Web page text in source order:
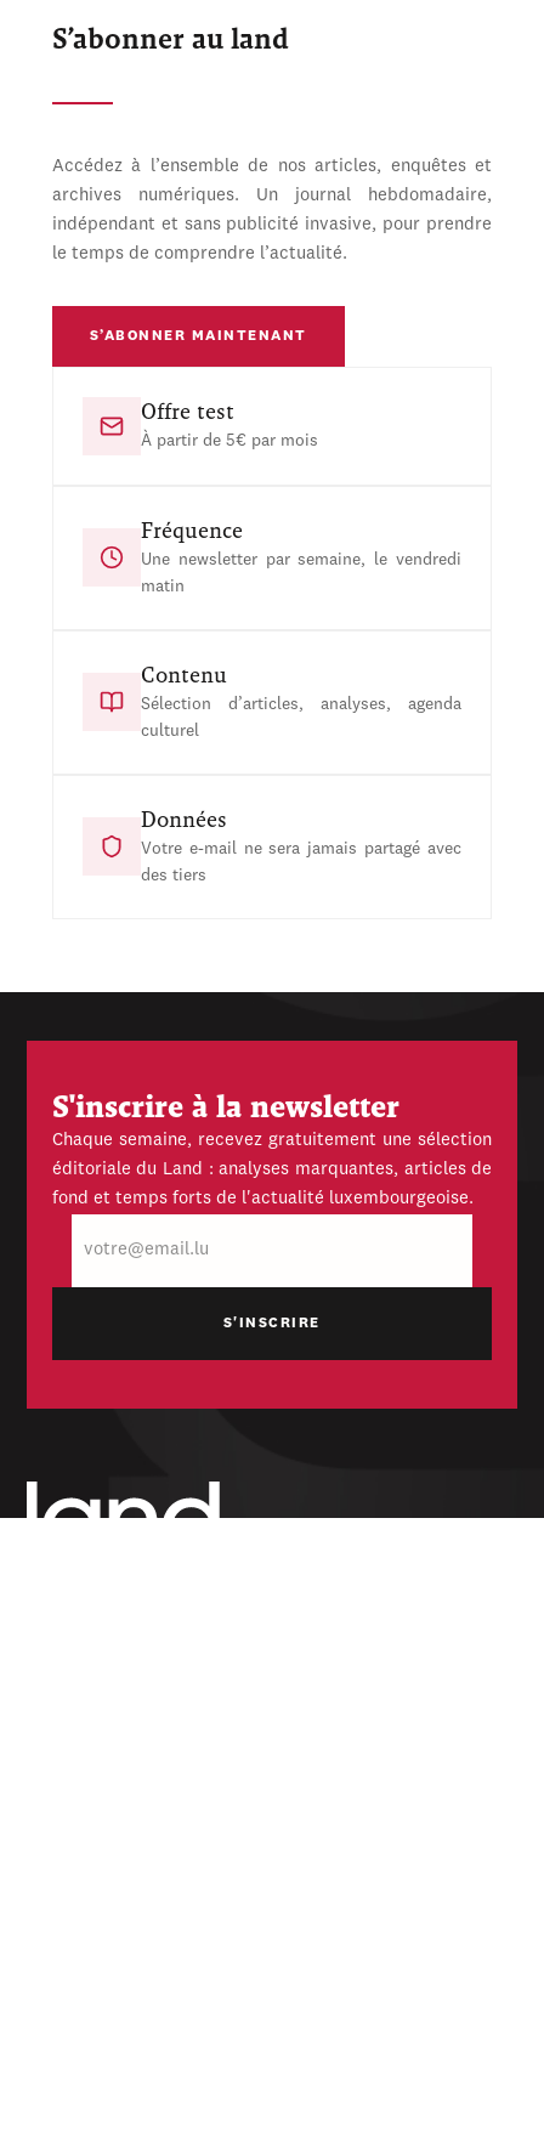
S’abonner au land
Accédez à l’ensemble de nos articles, enquêtes et
archives numériques. Un journal hebdomadaire,
indépendant et sans publicité invasive, pour prendre
le temps de comprendre l’actualité.
S’ABONNER MAINTENANT
Offre test
À partir de 5€ par mois
Fréquence
Une newsletter par semaine, le vendredi
matin
Contenu
Sélection d’articles, analyses, agenda
culturel
Données
Votre e-mail ne sera jamais partagé avec
des tiers
S'inscrire à la newsletter
Chaque semaine, recevez gratuitement une sélection
éditoriale du Land : analyses marquantes, articles de
fond et temps forts de l'actualité luxembourgeoise.
mail